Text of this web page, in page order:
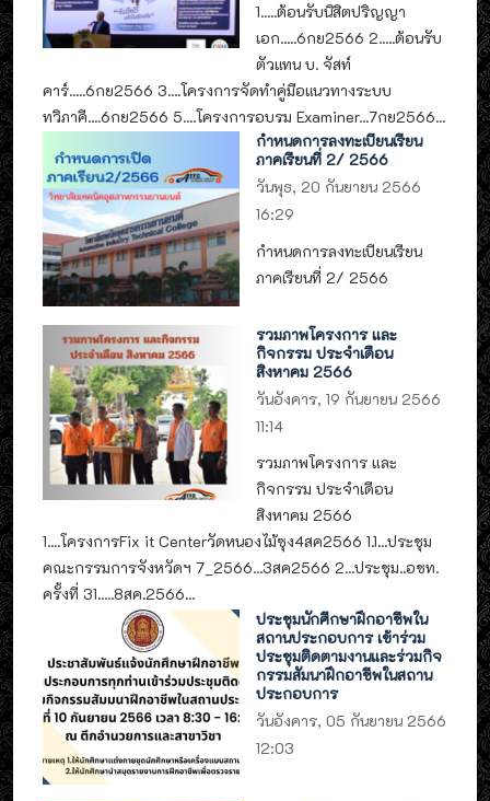
1.....ต้อนรับนิสิตปริญญา
เอก.....6กย2566 2.....ต้อนรับ
ตัวแทน บ. จัสท์
คาร์.....6กย2566 3....โครงการจัดทำคู่มือแนวทางระบบ
ทวิภาคี....6กย2566 5....โครงการอบรม Examiner...7กย2566...
กำหนดการลงทะเบียนเรียน
ภาคเรียนที่ 2/ 2566
วันพุธ, 20 กันยายน 2566
16:29
กำหนดการลงทะเบียนเรียน
ภาคเรียนที่ 2/ 2566
รวมภาพโครงการ และ
กิจกรรม ประจำเดือน
สิงหาคม 2566
วันอังคาร, 19 กันยายน 2566
11:14
รวมภาพโครงการ และ
กิจกรรม ประจำเดือน
สิงหาคม 2566
1....โครงการFix it Centerวัดหนองไม้ซุง4สค2566 1.1...ประชุม
คณะกรรมการจังหวัดฯ 7_2566...3สค2566 2...ประชุม..อชท.
ครั้งที่ 31.....8สค.2566...
ประชุมนักศึกษาฝึกอาชีพใน
สถานประกอบการ เข้าร่วม
ประชุมติดตามงานและร่วมกิจ
กรรมสัมนาฝึกอาชีพในสถาน
ประกอบการ
วันอังคาร, 05 กันยายน 2566
12:03